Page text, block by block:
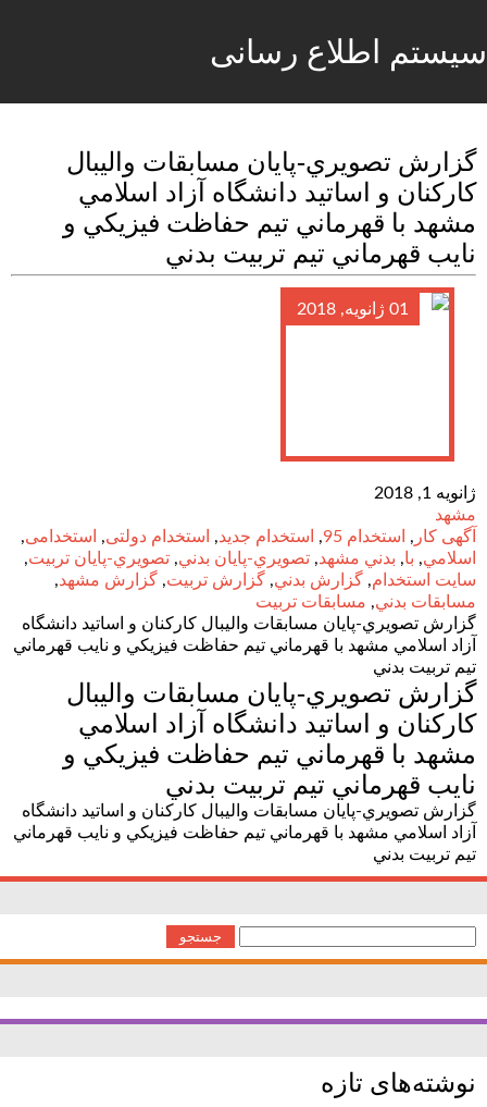
سیستم اطلاع رسانی
گزارش تصويري-پايان مسابقات واليبال
كاركنان و اساتيد دانشگاه آزاد اسلامي
مشهد با قهرماني تيم حفاظت فيزيكي و
نايب قهرماني تيم تربيت بدني
01 ژانویه, 2018
ژانویه 1, 2018
مشهد
آگهی کار , استخدام 95 , استخدام جدید, استخدام دولتی, استخدامی,
اسلامي, با, بدني مشهد, تصويري-پايان بدني, تصويري-پايان تربيت,
سایت استخدام, گزارش بدني, گزارش تربيت, گزارش مشهد,
مسابقات بدني, مسابقات تربيت
گزارش تصويري-پايان مسابقات واليبال كاركنان و اساتيد دانشگاه
آزاد اسلامي مشهد با قهرماني تيم حفاظت فيزيكي و نايب قهرماني
تيم تربيت بدني
گزارش تصويري-پايان مسابقات واليبال
كاركنان و اساتيد دانشگاه آزاد اسلامي
مشهد با قهرماني تيم حفاظت فيزيكي و
نايب قهرماني تيم تربيت بدني
گزارش تصويري-پايان مسابقات واليبال كاركنان و اساتيد دانشگاه
آزاد اسلامي مشهد با قهرماني تيم حفاظت فيزيكي و نايب قهرماني
تيم تربيت بدني
برای:
نوشته‌های تازه